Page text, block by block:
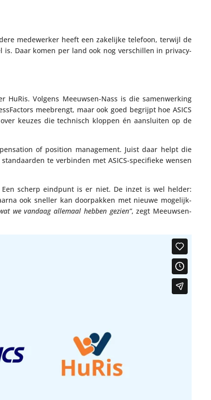
mede­werker heeft een zakelijke telefoon, terwijl de
is. Daar komen per land ook nog verschillen in priva­cy­
HuRis. Volgens Meeuwsen-Nass is die samen­wer­king
meebrengt, maar ook goed begrijpt hoe ASICS
keuzes die technisch kloppen én aansluiten op de
of position mana­ge­ment. Juist daar helpt die
te verbinden met ASICS-speci­fieke wensen
scherp eindpunt is er niet. De inzet is wel helder:
ook sneller kan door­pakken met nieuwe moge­lijk­
we vandaag allemaal hebben gezien”, zegt Meeuwsen-